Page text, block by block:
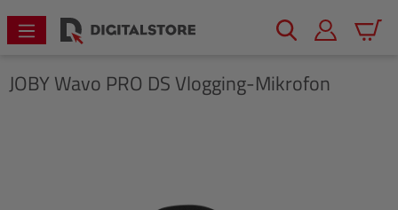
springen
JOBY Wavo PRO DS Vlogging-Mikrofon